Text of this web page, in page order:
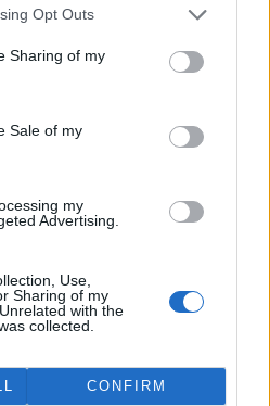
Opt Outs
Sharing of my
Sale of my
my
Advertising.
Use,
Sharing of my
with the
collected.
CONFIRM
Islandské úřady nařídily
vyhoštění 21 aktivistů
pobřežní stráž s policií zabavily
velrybářské plavidlo. Pasažéři lodi
ekologického aktivisty Paula
AFP s odvoláním na islandskou
přijímá kvůli vedrům více
teplotám pracovníci pražské